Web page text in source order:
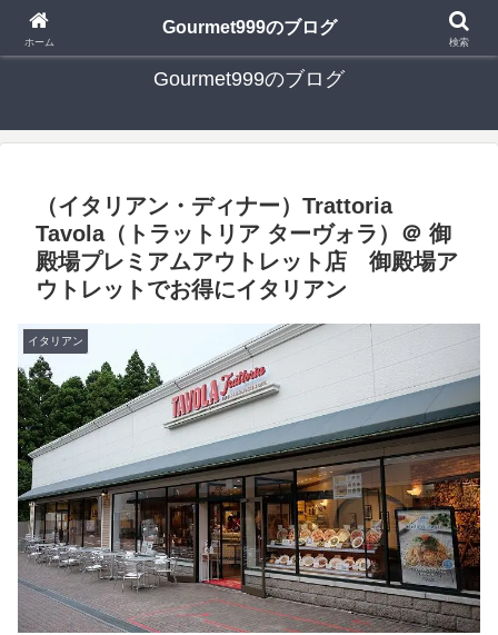
日々の食べ歩き・たまに行く旅行・子供とのお出かけを書いたブログです
Gourmet999のブログ
（イタリアン・ディナー）Trattoria
Tavola（トラットリア ターヴォラ）＠ 御
殿場プレミアムアウトレット店 御殿場ア
ウトレットでお得にイタリアン
イタリアン
ホーム
Gourmet999のブログ
検索